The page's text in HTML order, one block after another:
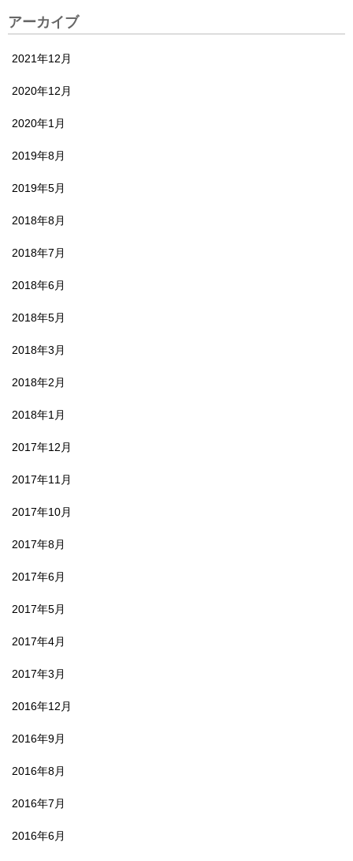
アーカイブ
2021年12月
2020年12月
2020年1月
2019年8月
2019年5月
2018年8月
2018年7月
2018年6月
2018年5月
2018年3月
2018年2月
2018年1月
2017年12月
2017年11月
2017年10月
2017年8月
2017年6月
2017年5月
2017年4月
2017年3月
2016年12月
2016年9月
2016年8月
2016年7月
2016年6月